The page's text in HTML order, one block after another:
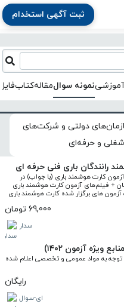
ثبت آگهی استخدام
نمونه سوالمقالهکتاب
دولتی و شرکت‌های
و حرفه‌ای
رانندگان باری فنی حرفه ای
69,000 تومان
سدار
ویژه آزمون ۱۴۰۲)
رایگان
ای-سوال